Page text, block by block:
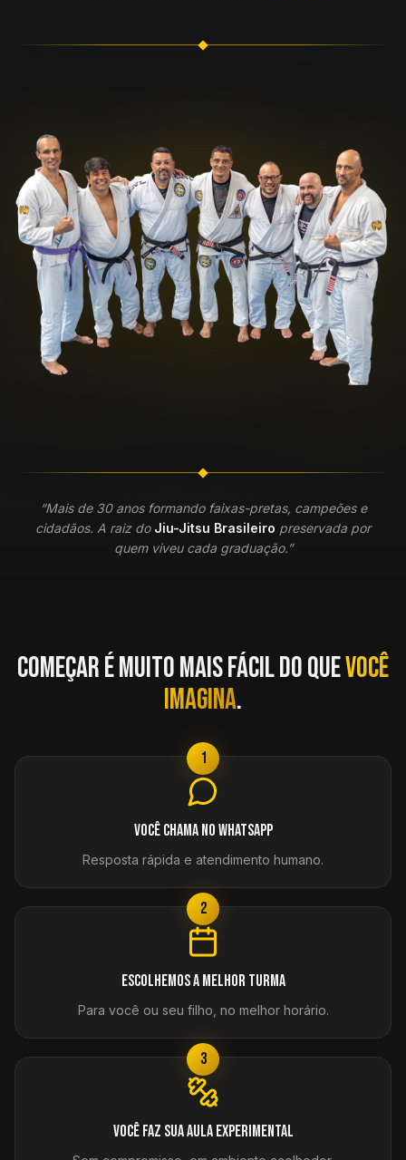
“Mais de 30 anos formando faixas-pretas, campeões e
cidadãos. A raiz do Jiu-Jitsu Brasileiro preservada por
quem viveu cada graduação.”
Começar é muito mais fácil do quevocê
imagina.
1
Você chama no WhatsApp
Resposta rápida e atendimento humano.
2
Escolhemos a melhor turma
Para você ou seu filho, no melhor horário.
3
Você faz sua aula experimental